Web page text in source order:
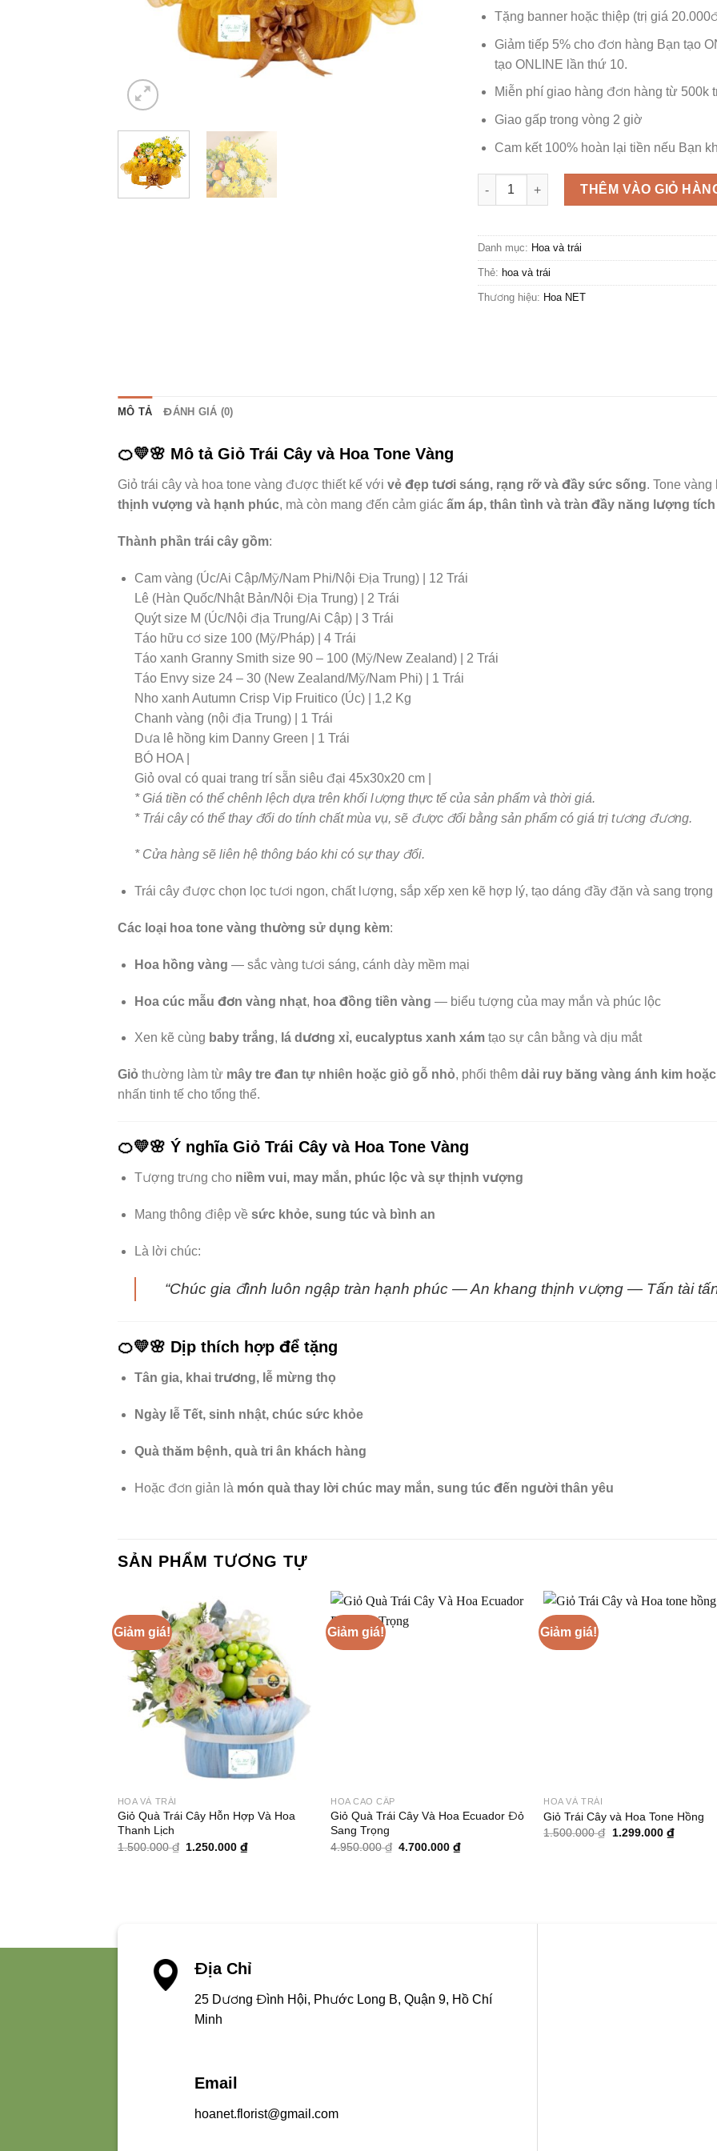
Tặng banner hoặc thiệp (trị giá
Giảm tiếp 5% cho đơn hàng Bạn tạo
tạo ONLINE lần thứ 10.
Miễn phí giao hàng đơn hàng từ 500k
Giao gấp trong vòng 2 giờ
Cam kết 100% hoàn lại tiền nếu Bạn
Giỏ Trái Cây và Hoa Tone Vàng số lượng
THÊM VÀO GIỎ
Danh mục: Hoa và trái
Thẻ: hoa và trái
Thương hiệu: Hoa NET
MÔ TẢ ĐÁNH GIÁ (0)
🍊💛🌸 Mô tả Giỏ Trái Cây và Hoa Tone Vàng
Giỏ trái cây và hoa tone vàng được thiết kế với vẻ đẹp tươi sáng, rạng rỡ và đầy sức sống. Tone
thịnh vượng và hạnh phúc, mà còn mang đến cảm giác ấm áp, thân tình và tràn đầy năng lượng
Thành phần trái cây gồm:
Cam vàng (Úc/Ai Cập/Mỹ/Nam Phi/Nội Địa Trung) | 12 Trái
Lê (Hàn Quốc/Nhật Bản/Nội Địa Trung) | 2 Trái
Quýt size M (Úc/Nội địa Trung/Ai Cập) | 3 Trái
Táo hữu cơ size 100 (Mỹ/Pháp) | 4 Trái
Táo xanh Granny Smith size 90 – 100 (Mỹ/New Zealand) | 2 Trái
Táo Envy size 24 – 30 (New Zealand/Mỹ/Nam Phi) | 1 Trái
Nho xanh Autumn Crisp Vip Fruitico (Úc) | 1,2 Kg
Chanh vàng (nội địa Trung) | 1 Trái
Dưa lê hồng kim Danny Green | 1 Trái
BÓ HOA |
Giỏ oval có quai trang trí sẵn siêu đại 45x30x20 cm |
* Giá tiền có thể chênh lệch dựa trên khối lượng thực tế của sản phẩm và thời giá.
* Trái cây có thể thay đổi do tính chất mùa vụ, sẽ được đổi bằng sản phẩm có giá trị tương đương.
* Cửa hàng sẽ liên hệ thông báo khi có sự thay đổi.
Trái cây được chọn lọc tươi ngon, chất lượng, sắp xếp xen kẽ hợp lý, tạo dáng đầy đặn và sang trọng
Các loại hoa tone vàng thường sử dụng kèm:
Hoa hồng vàng — sắc vàng tươi sáng, cánh dày mềm mại
Hoa cúc mẫu đơn vàng nhạt, hoa đồng tiền vàng — biểu tượng của may mắn và phúc lộc
Xen kẽ cùng baby trắng, lá dương xỉ, eucalyptus xanh xámtạo sự cân bằng và dịu mắt
Giỏ thường làm từ mây tre đan tự nhiên hoặc giỏ gỗ nhỏ, phối thêm dải ruy băng vàng ánh kim
nhấn tinh tế cho tổng thể.
🍊💛🌸 Ý nghĩa Giỏ Trái Cây và Hoa Tone Vàng
Tượng trưng cho niềm vui, may mắn, phúc lộc và sự thịnh vượng
Mang thông điệp về sức khỏe, sung túc và bình an
Là lời chúc:
“Chúc gia đình luôn ngập tràn hạnh phúc — An khang thịnh vượng — Tấn tài
🍊💛🌸 Dịp thích hợp để tặng
Tân gia, khai trương, lễ mừng thọ
Ngày lễ Tết, sinh nhật, chúc sức khỏe
Quà thăm bệnh, quà tri ân khách hàng
Hoặc đơn giản là món quà thay lời chúc may mắn, sung túc đến người thân yêu
SẢN PHẨM TƯƠNG TỰ
Giảm giá!
HOA VÀ TRÁI
Giỏ Quà Trái Cây Hỗn Hợp Và Hoa
Thanh Lịch
1.500.000₫ Giá
1.250.000₫Giá
Giảm giá!
HOA CAO CẤP
Giỏ Quà Trái Cây Và Hoa Ecuador Đỏ
Sang Trọng
4.950.000₫ Giá
4.700.000₫Giá
Giảm giá!
HOA VÀ TRÁI
Giỏ Trái Cây và Hoa Tone Hồng
1.500.000₫
Giá
1.299.000 ₫Giá
Địa Chỉ
25 Dương Đình Hội, Phước Long B, Quận 9, Hồ Chí
Minh
Email
hoanet.florist@gmail.com